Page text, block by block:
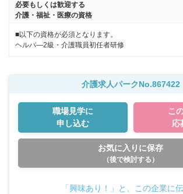
必要もしくは歓迎する
介護・福祉・医療の資格
■以下の資格が必須となります。
ヘルパ―2級・介護職員初任者研修
介護求人パークNo.867422
職場見学に
申し込む
こ
応
お気に入りに保存
（後で検討する）
「興味あり！」と、この企業に